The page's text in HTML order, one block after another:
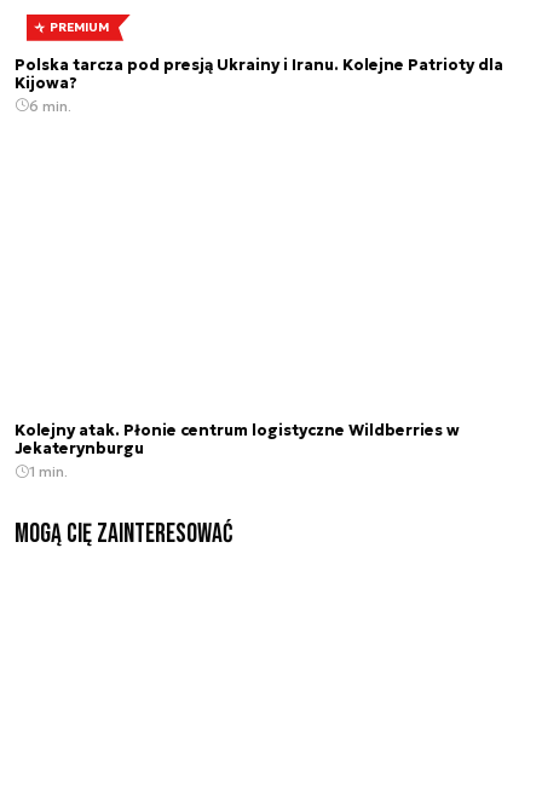
PREMIUM
Polska tarcza pod presją Ukrainy i Iranu. Kolejne Patrioty dla
Kijowa?
6 min.
Kolejny atak. Płonie centrum logistyczne Wildberries w
Jekaterynburgu
1 min.
Mogą Cię zainteresować